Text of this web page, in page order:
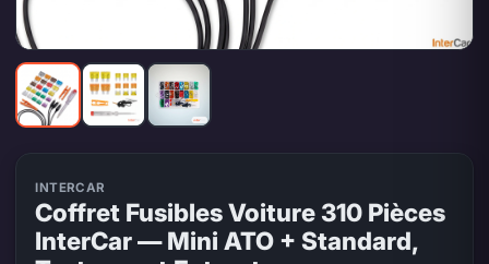
INTERCAR
Coffret Fusibles Voiture 310 Pièces
InterCar — Mini ATO + Standard,